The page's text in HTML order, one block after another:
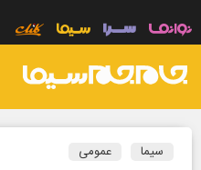
سیما عمومی